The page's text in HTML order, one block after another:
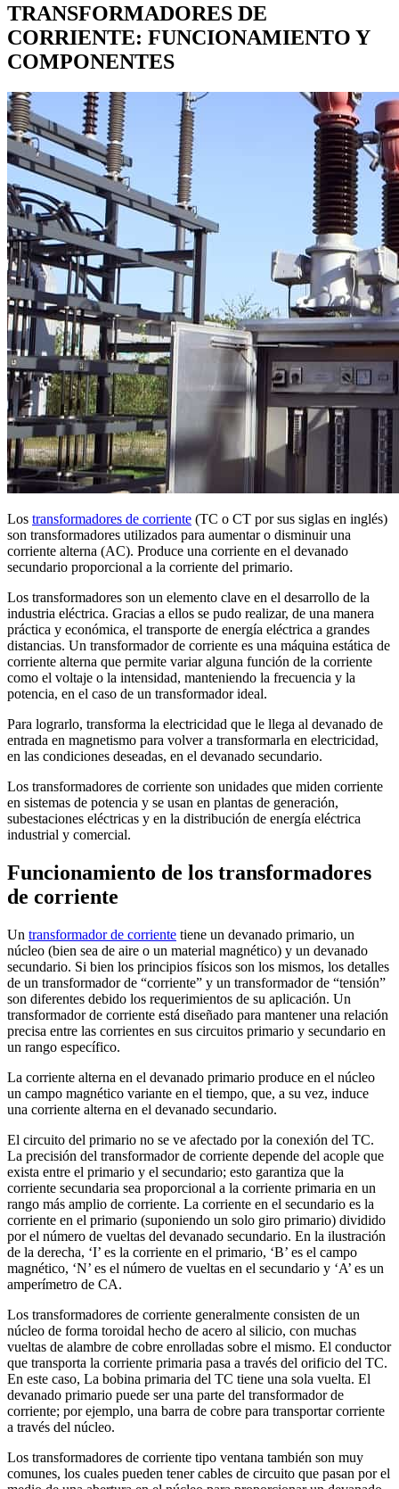
TRANSFORMADORES DE
CORRIENTE: FUNCIONAMIENTO Y
COMPONENTES
Los transformadores de corriente (TC o CT por sus siglas en inglés)
son transformadores utilizados para aumentar o disminuir una
corriente alterna (AC). Produce una corriente en el devanado
secundario proporcional a la corriente del primario.
Los transformadores son un elemento clave en el desarrollo de la
industria eléctrica. Gracias a ellos se pudo realizar, de una manera
práctica y económica, el transporte de energía eléctrica a grandes
distancias. Un transformador de corriente es una máquina estática de
corriente alterna que permite variar alguna función de la corriente
como el voltaje o la intensidad, manteniendo la frecuencia y la
potencia, en el caso de un transformador ideal.
Para lograrlo, transforma la electricidad que le llega al devanado de
entrada en magnetismo para volver a transformarla en electricidad,
en las condiciones deseadas, en el devanado secundario.
Los transformadores de corriente son unidades que miden corriente
en sistemas de potencia y se usan en plantas de generación,
subestaciones eléctricas y en la distribución de energía eléctrica
industrial y comercial.
Funcionamiento de los transformadores
de corriente
Un transformador de corriente tiene un devanado primario, un
núcleo (bien sea de aire o un material magnético) y un devanado
secundario. Si bien los principios físicos son los mismos, los detalles
de un transformador de “corriente” y un transformador de “tensión”
son diferentes debido los requerimientos de su aplicación. Un
transformador de corriente está diseñado para mantener una relación
precisa entre las corrientes en sus circuitos primario y secundario en
un rango específico.
La corriente alterna en el devanado primario produce en el núcleo
un campo magnético variante en el tiempo, que, a su vez, induce
una corriente alterna en el devanado secundario.
El circuito del primario no se ve afectado por la conexión del TC.
La precisión del transformador de corriente depende del acople que
exista entre el primario y el secundario; esto garantiza que la
corriente secundaria sea proporcional a la corriente primaria en un
rango más amplio de corriente. La corriente en el secundario es la
corriente en el primario (suponiendo un solo giro primario) dividido
por el número de vueltas del devanado secundario. En la ilustración
de la derecha, ‘I’ es la corriente en el primario, ‘B’ es el campo
magnético, ‘N’ es el número de vueltas en el secundario y ‘A’ es un
amperímetro de CA.
Los transformadores de corriente generalmente consisten de un
núcleo de forma toroidal hecho de acero al silicio, con muchas
vueltas de alambre de cobre enrolladas sobre el mismo. El conductor
que transporta la corriente primaria pasa a través del orificio del TC.
En este caso, La bobina primaria del TC tiene una sola vuelta. El
devanado primario puede ser una parte del transformador de
corriente; por ejemplo, una barra de cobre para transportar corriente
a través del núcleo.
Los transformadores de corriente tipo ventana también son muy
comunes, los cuales pueden tener cables de circuito que pasan por el